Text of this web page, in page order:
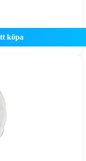
köpa